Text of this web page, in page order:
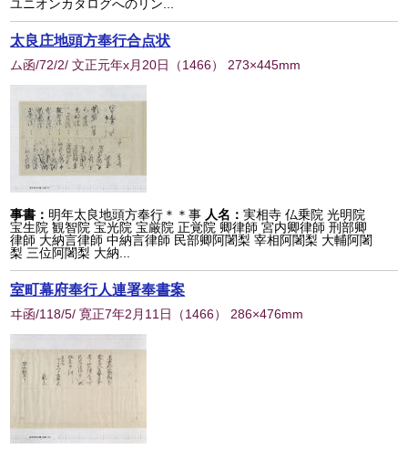
ユニオンカタログへのリン...
太良庄地頭方奉行合点状
ム函/72/2/ 文正元年x月20日 （1466） 273×445mm
事書： 明年太良地頭方奉行＊＊事 人名：実相寺 仏乗院 光明院
宝生院 観智院 宝光院 宝厳院 正覚院 卿律師 宮内卿律師 刑部卿
律師 大納言律師 中納言律師 民部卿阿闍梨 宰相阿闍梨 大輔阿闍
梨 三位阿闍梨 大納...
室町幕府奉行人連署奉書案
ヰ函/118/5/ 寛正7年2月11日 （1466） 286×476mm